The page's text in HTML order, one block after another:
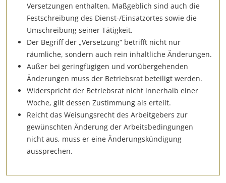
Versetzungen enthalten. Maßgeblich sind auch die
Festschreibung des Dienst-/Einsatzortes sowie die
Umschreibung seiner Tätigkeit.
Der Begriff der „Versetzung“ betrifft nicht nur
räumliche, sondern auch rein inhaltliche Änderungen.
Außer bei geringfügigen und vorübergehenden
Änderungen muss der Betriebsrat beteiligt werden.
Widerspricht der Betriebsrat nicht innerhalb einer
Woche, gilt dessen Zustimmung als erteilt.
Reicht das Weisungsrecht des Arbeitgebers zur
gewünschten Änderung der Arbeitsbedingungen
nicht aus, muss er eine Änderungskündigung
aussprechen.